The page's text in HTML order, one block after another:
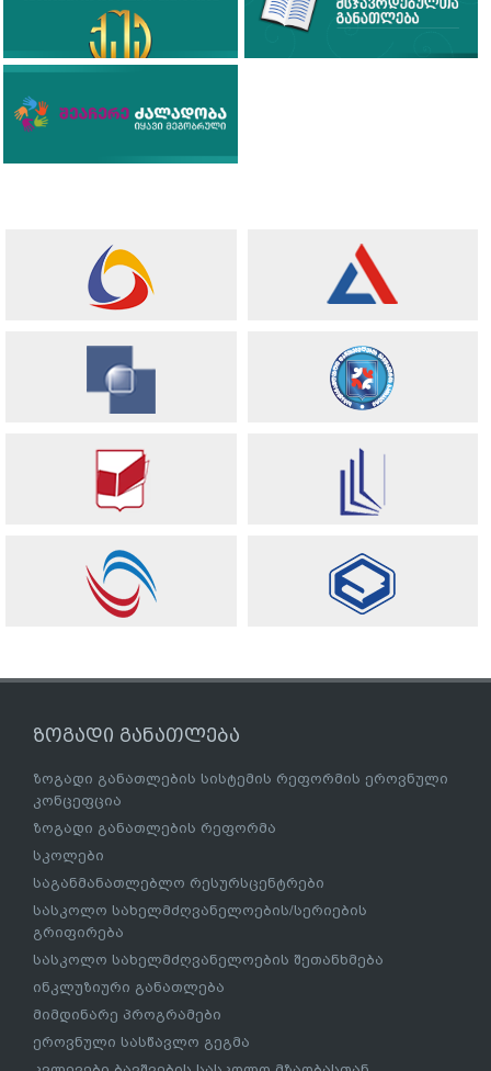
ზოგადი განათლება
ზოგადი განათლების სისტემის რეფორმის ეროვნული
კონცეფცია
ზოგადი განათლების რეფორმა
სკოლები
საგანმანათლებლო რესურსცენტრები
სასკოლო სახელმძღვანელოების/სერიების
გრიფირება
სასკოლო სახელმძღვანელოების შეთანხმება
ინკლუზიური განათლება
მიმდინარე პროგრამები
ეროვნული სასწავლო გეგმა